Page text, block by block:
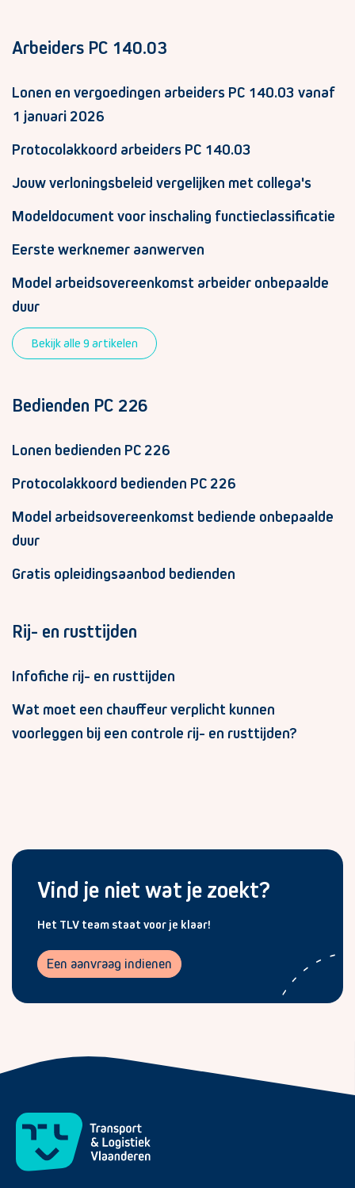
Arbeiders PC 140.03
Lonen en vergoedingen arbeiders PC 140.03 vanaf
1 januari 2026
Protocolakkoord arbeiders PC 140.03
Jouw verloningsbeleid vergelijken met collega's
Modeldocument voor inschaling functieclassificatie
Eerste werknemer aanwerven
Model arbeidsovereenkomst arbeider onbepaalde
duur
Bekijk alle 9 artikelen
Bedienden PC 226
Lonen bedienden PC 226
Protocolakkoord bedienden PC 226
Model arbeidsovereenkomst bediende onbepaalde
duur
Gratis opleidingsaanbod bedienden
Rij- en rusttijden
Infofiche rij- en rusttijden
Wat moet een chauffeur verplicht kunnen
voorleggen bij een controle rij- en rusttijden?
Vind je niet wat je zoekt?
Het TLV team staat voor je klaar!
Een aanvraag indienen